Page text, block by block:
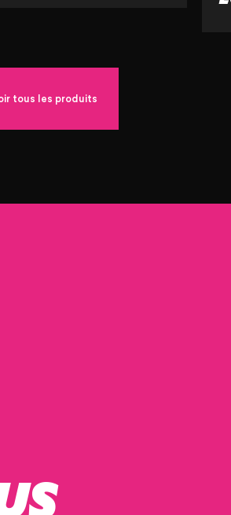
tous les produits